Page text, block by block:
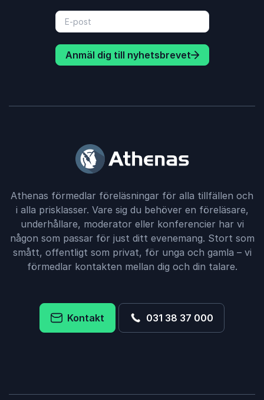
Anmäl dig till nyhetsbrevet
Athenas förmedlar föreläsningar för alla tillfällen och
i alla prisklasser. Vare sig du behöver en föreläsare,
underhållare, moderator eller konferencier har vi
någon som passar för just ditt evenemang. Stort som
smått, offentligt som privat, för unga och gamla – vi
förmedlar kontakten mellan dig och din talare.
Kontakt 031 38 37 000